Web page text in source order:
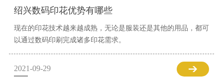
绍兴数码印花优势有哪些
现在的印花技术越来越成熟，无论是服装还是其他的用品，都可
以通过数码印刷完成诸多印花需求。
2021-09-29